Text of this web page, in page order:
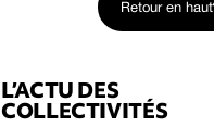
Retour en haut
L’ACTU DES
COLLECTIVITÉS